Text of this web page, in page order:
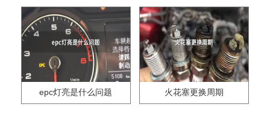
epc灯亮是什么问题 火花塞更换周期